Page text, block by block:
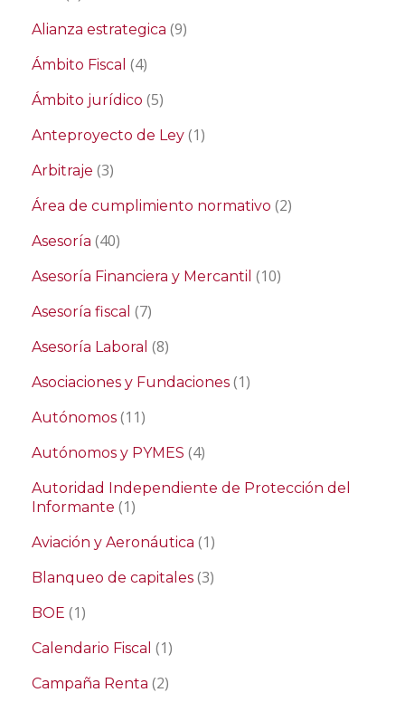
Alianza estrategica (9)
Ámbito Fiscal (4)
Ámbito jurídico (5)
Anteproyecto de Ley (1)
Arbitraje (3)
Área de cumplimiento normativo (2)
Asesoría (40)
Asesoría Financiera y Mercantil (10)
Asesoría fiscal (7)
Asesoría Laboral (8)
Asociaciones y Fundaciones (1)
Autónomos (11)
Autónomos y PYMES (4)
Autoridad Independiente de Protección del
Informante (1)
Aviación y Aeronáutica (1)
Blanqueo de capitales (3)
BOE (1)
Calendario Fiscal (1)
Campaña Renta (2)